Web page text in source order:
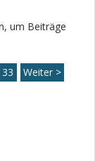
um Beiträge
33 Weiter >